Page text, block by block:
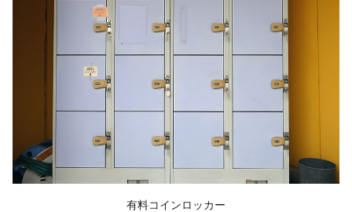
有料コインロッカー